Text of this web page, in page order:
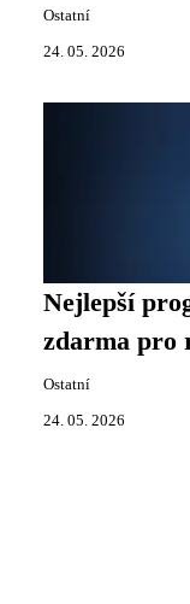
Ostatní
24. 05. 2026
Nejlepší
zdarma pro
Ostatní
24. 05. 2026